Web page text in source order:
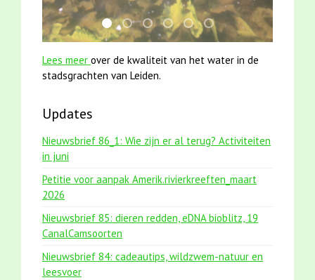
jun2021 28 brasem en rietvoorns 4a
mei2021 1 snoekje elly
jun2021 zaklv 5 snoekje MOOI
karper met kattenklimtouw
smoelenboek fifi en
mei2021
Lees meer over de kwaliteit van het water in de
stadsgrachten van Leiden.
Updates
Nieuwsbrief 86_1: Wie zijn er al terug? Activiteiten
in juni
Petitie voor aanpak Amerik.rivierkreeften_maart
2026
Nieuwsbrief 85: dieren redden, eDNA bioblitz, 19
CanalCamsoorten
Nieuwsbrief 84: cadeautips, wildzwem-natuur en
leesvoer